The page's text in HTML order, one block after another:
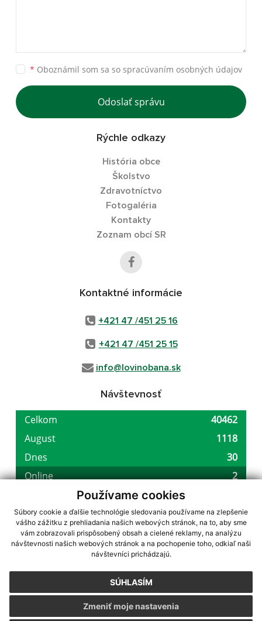
Používame cookies
Súbory cookie a ďalšie technológie sledovania používame na zlepšenie
vášho zážitku z prehliadania našich webových stránok, na to, aby sme
vám zobrazovali prispôsobený obsah a cielené reklamy, na analýzu
návštevnosti našich webových stránok a na pochopenie toho, odkiaľ naši
návštevníci prichádzajú.
SÚHLASÍM
Zmeniť moje nastavenia
* Oboznámil som sa so spracúvaním osobných údajov
Odoslať správu
Rýchle odkazy
História obce
Školstvo
Zdravotníctvo
Fotogaléria
Kontakty
Zoznam obcí SR
Kontaktné informácie
+421 47 /451 25 16
+421 47 /451 25 15
info@lovinobana.sk
Návštevnosť
využite možnosť získavania aktuálnych informácií s využitím RSS
CMS systém (redakčný) systém ECHELON 2,Mapa stránok,web portál
webex.digital, s.r.o.,domény,registrácia domény
Posledná aktualizácia:07.08.2026
Vytlačiť stránku|Vyhlásenie o prístupnosti